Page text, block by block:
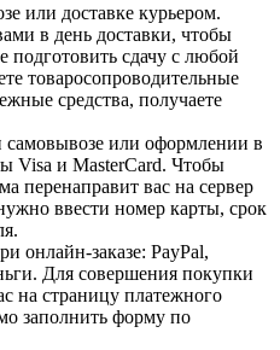
или доставке курьером.
в день доставки, чтобы
подготовить сдачу с любой
товаросопроводительные
средства, получаете
самовывозе или оформлении в
Visa и MasterCard. Чтобы
перенаправит вас на сервер
ввести номер карты, срок
онлайн-заказе: PayPal,
Для совершения покупки
на страницу платежного
заполнить форму по